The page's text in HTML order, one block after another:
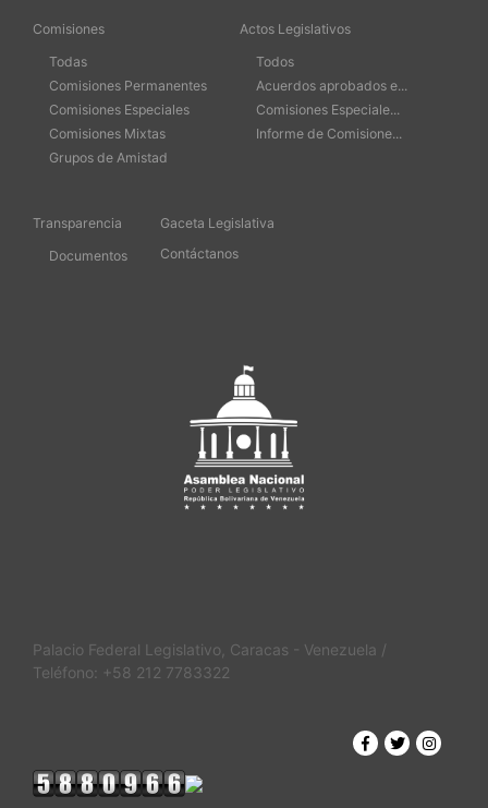
Comisiones
Todas
Comisiones Permanentes
Comisiones Especiales
Comisiones Mixtas
Grupos de Amistad
Actos Legislativos
Todos
Acuerdos aprobados e...
Comisiones Especiale...
Informe de Comisione...
Transparencia
Documentos
Gaceta Legislativa
Contáctanos
Palacio Federal Legislativo, Caracas - Venezuela /
Teléfono: +58 212 7783322